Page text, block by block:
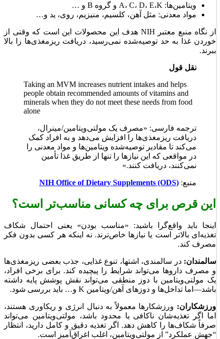
ویتامین‌ها: A، C، D، E،K و گروه B و …
مواد معدنی: مثل آهن، کلسیم، منیزیم، روی، ید و…
از نگاه منبع معتبر NIH هدف این محصولات این است که وقتی از
خوردن غذا به حد توصیه‌شده نمی‌رسید، دریافت ریزمغذی‌ها را بالا
ببرند.
نقل قول
Taking an MVM increases nutrient intakes and helps
people obtain recommended amounts of vitamins and
minerals when they do not meet these needs from food
alone
ترجمه فارسی: «مصرف یک مولتی‌ویتامین/مینرال،
دریافت ریزمغذی‌ها را افزایش می‌دهد و به افراد کمک
می‌کند تا مقادیر توصیه‌شده ویتامین‌ها و مواد معدنی را
در مواقعی که این نیازها را تنها از طریق غذا تأمین
نمی‌کنند، دریافت کنند.»
منبع: NIH Office of Dietary Supplements (ODS)
این قرص برای چه کسانی مناسب‌تر است؟
اینجا باید واقع‌گرا باشید: «مناسب بودن» یعنی احتمال شکاف
تغذیه‌ای بالاتر است یا نیازها خاص‌ترند. نه اینکه هر کسی بدون فکر
مصرف کند.
سالمندان:در سالمندی، اشتها، تنوع غذایی، جذب بعضی ریزمغذی‌ها
و مصرف داروها می‌تواند شرایط را پیچیده کند. برای برخی افراد،
یک مولتی‌ویتامین با دوز منطقی می‌تواند نقش پوشش پایه داشته
باشد—اما تداخل‌ها و دوزهای آهن/ویتامین K و… باید بررسی شود.
ورزشکاران: ورزشکارها معمولاً به دنبال انرژی و ریکاوری هستند،
اما اگر تغذیه‌شان ناکافی یا محدود باشد، مولتی‌ویتامین می‌تواند
صرفاً شکاف‌ها را کاهش دهد. اگر تغذیه دقیق و کامل دارید، انتظار
“جهش عملکرد” از مولتی‌ویتامین، اغلب اغراق‌آمیز است.